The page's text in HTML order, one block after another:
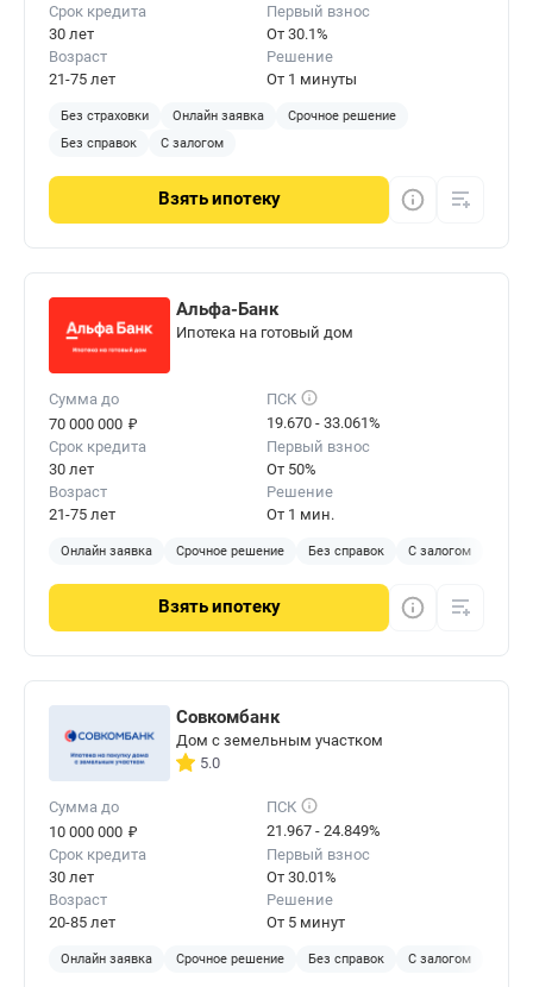
Срок кредита
30 лет
Первый взнос
От 30.1%
Возраст
21-75 лет
Решение
От 1 минуты
Без страховки Онлайн заявка
Срочное решение
Без справок
С залогом
Взятьипотеку
Альфа-Банк
Ипотека на готовый дом
Сумма до
70 000 000 ₽
ПСК
19.670 - 33.061%
Срок кредита
30 лет
Первый взнос
От 50%
Возраст
21-75 лет
Решение
От 1 мин.
Онлайн заявка Срочное решение Без справок С залогом
Взятьипотеку
Совкомбанк
Дом с земельным участком
5.0
Сумма до
10 000 000 ₽
ПСК
21.967 - 24.849%
Срок кредита
30 лет
Первый взнос
От 30.01%
Возраст
20-85 лет
Решение
От 5 минут
Онлайн заявка Срочное решение Без справок С залогом